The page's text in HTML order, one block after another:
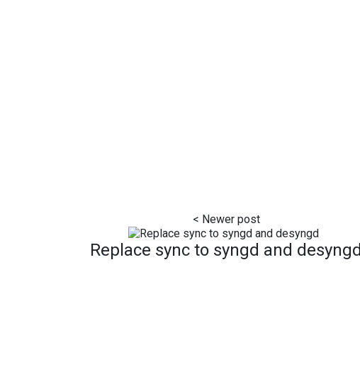
Replace sync to syngd and desyngd